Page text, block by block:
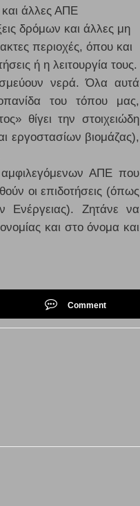
άλλες ΑΠΕ
δρόμων και άλλες μη
περιοχές, όπου και
ή η λειτουργία τους.
νερά. Όλα αυτά
του τόπου μας,
θίγει την στοιχειώδη
εργοστασίων βιομάζας),
αμφιλεγόμενων ΑΠΕ που
οι επιδοτήσεις (όπως
Ενέργειας). Ζητάνε να
και στο όνομα και
Comment